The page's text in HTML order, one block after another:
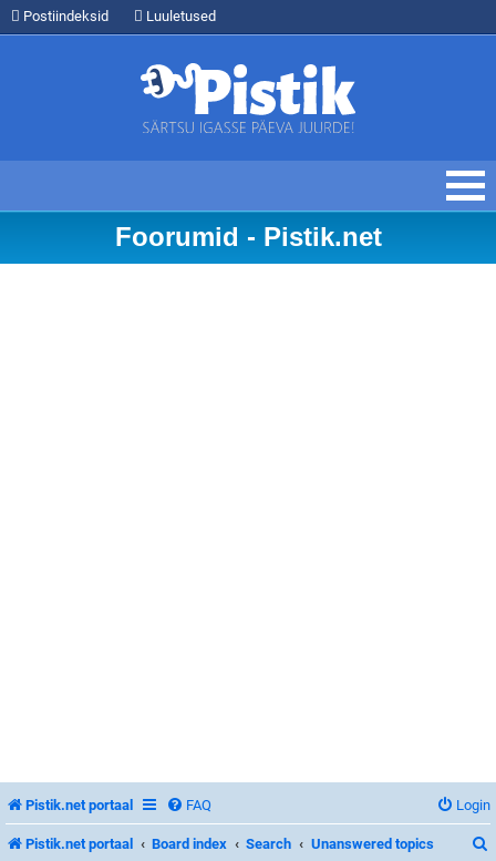
Postiindeksid Luuletused
Foorumid - Pistik.net
Pistik.net portaal FAQ Login
Pistik.net portaal Board index Search Unanswered topics